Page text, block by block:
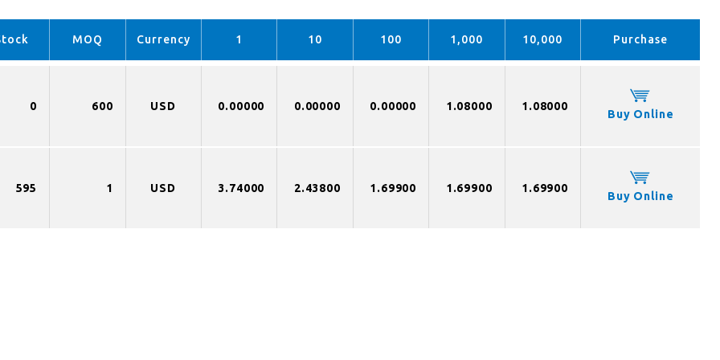
MOQ Currency 1 10 100 1,000 10,000 Purchase
0 600 USD 0.00000 0.00000 0.00000 1.08000 1.08000
Buy Online
595 1 USD 3.74000 2.43800 1.69900 1.69900 1.69900
Buy Online